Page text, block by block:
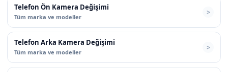
Telefon Ön Kamera Değişimi
Tüm marka ve modeller
Telefon Arka Kamera Değişimi
Tüm marka ve modeller